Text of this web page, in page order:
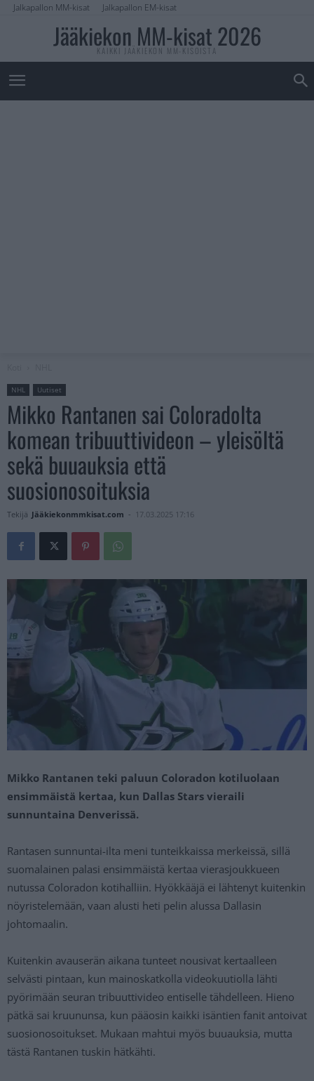
Jalkapallon MM-kisat Jalkapallon EM-kisat
Jääkiekon MM-kisat 2026
KAIKKI JÄÄKIEKON MM-KISOISTA
NHL Uutiset
Mikko Rantanen sai Coloradolta
komean tribuuttivideon – yleisöltä
sekä buuauksia että
suosionosoituksia
Tekijä Jääkiekonmmkisat.com - 17.03.2025 17:16
Mikko Rantanen teki paluun Coloradon kotiluolaan
ensimmäistä kertaa, kun Dallas Stars vieraili
sunnuntaina Denverissä.
Rantasen sunnuntai-ilta meni tunteikkaissa merkeissä, sillä
suomalainen palasi ensimmäistä kertaa vierasjoukkueen
nutussa Coloradon kotihalliin. Hyökkääjä ei lähtenyt kuitenkin
nöyristelemään, vaan alusti heti pelin alussa Dallasin
johtomaalin.
Kuitenkin avauserän aikana tunteet nousivat kertaalleen
selvästi pintaan, kun mainoskatkolla videokuutiolla lähti
pyörimään seuran tribuuttivideo entiselle tähdelleen. Hieno
pätkä sai kruununsa, kun pääosin kaikki isäntien fanit antoivat
suosionosoitukset. Mukaan mahtui myös buuauksia, mutta
tästä Rantanen tuskin hätkähti.